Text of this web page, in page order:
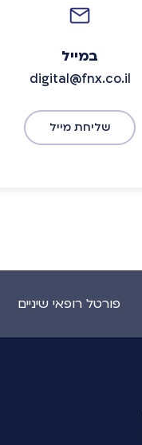
במייל
digital@fnx.co.il
שליחת מייל
פורטל רופאי שיניים